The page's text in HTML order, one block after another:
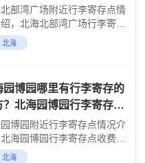
存怎么收费？
部湾广场附近行李寄存点情
，北海北部湾广场行李寄存
标准介绍
北海
园博园哪里有行李寄存的
？北海园博园行李寄存怎
费？
博园附近行李寄存点情况介
海园博园行李寄存点收费标
北海